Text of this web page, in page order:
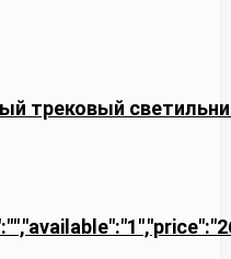
трековый